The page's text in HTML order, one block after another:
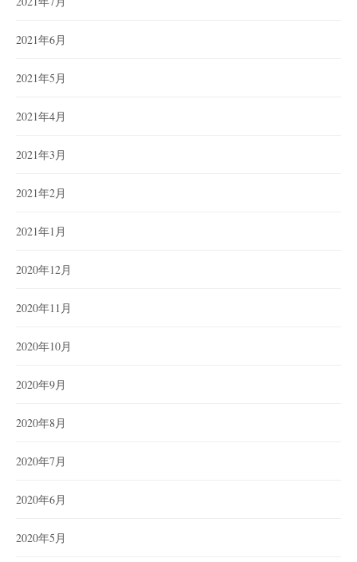
2021年6月
2021年5月
2021年4月
2021年3月
2021年2月
2021年1月
2020年12月
2020年11月
2020年10月
2020年9月
2020年8月
2020年7月
2020年6月
2020年5月